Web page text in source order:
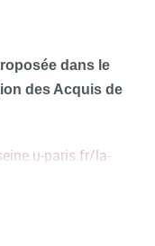
dans le
des Acquis de
paris.fr/la-